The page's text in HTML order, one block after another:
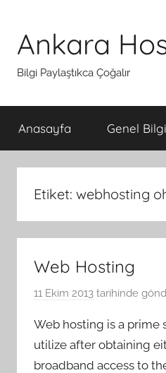
Ankara
Bilgi Paylaştıkca Çoğalır
Anasayfa Genel Bilgi
Etiket: webhosting
Web Hosting
11 Ekim 2013 tarihinde
Web hosting is a prime
utilize after obtaining
broadband access to